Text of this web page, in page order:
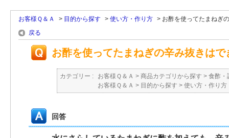
お客様Ｑ＆Ａ > 目的から探す > 使い方・作り方 > お酢を使ってたまねぎ
戻る
お酢を使ってたまねぎの辛み抜きはで
カテゴリー : お客様Ｑ＆Ａ > 商品カテゴリから探す > 食酢・
お客様Ｑ＆Ａ > 目的から探す > 使い方・作り方
回答